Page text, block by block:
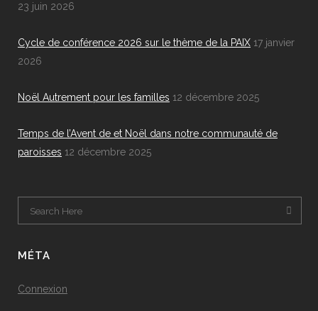
23 juin 2026
Cycle de conférence 2026 sur le thème de la PAIX 17 janvier
2026
Noël Autrement pour les familles 12 décembre 2025
Temps de l’Avent de et Noël dans notre communauté de
paroisses 12 décembre 2025
MÉTA
Connexion